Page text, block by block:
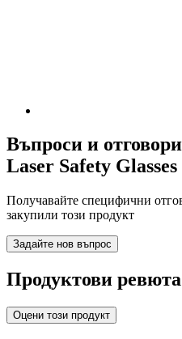
Въпроси и
Laser Safety Glasses
Получавайте специфични
закупили този продукт
Задайте нов въпрос
Продуктови ревюта
Оцени този продукт